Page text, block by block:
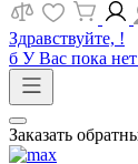
Здравствуйте, !
б У Вас пока
Заказать